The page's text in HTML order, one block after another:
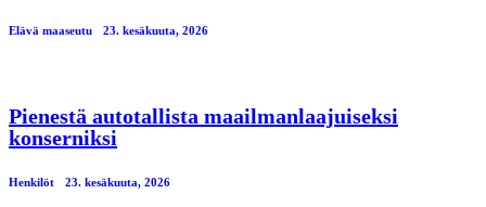
Elävä maaseutu 23. kesäkuuta, 2026
Pienestä autotallista maailmanlaajuiseksi
konserniksi
Henkilöt 23. kesäkuuta, 2026